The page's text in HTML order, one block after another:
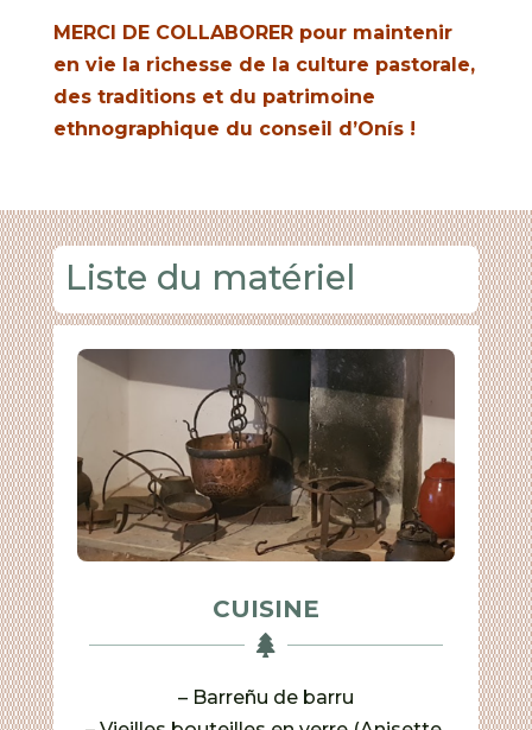
MERCI DE COLLABORER pour maintenir
en vie la richesse de la culture pastorale,
des traditions et du patrimoine
ethnographique du conseil d’Onís !
Liste du matériel
CUISINE

– Barreñu de barru